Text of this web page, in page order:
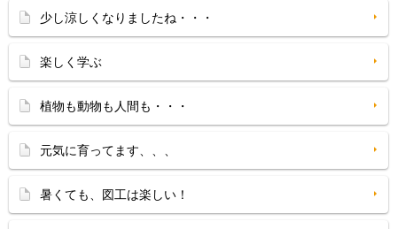
少し涼しくなりましたね・・・
楽しく学ぶ
植物も動物も人間も・・・
元気に育ってます、、、
暑くても、図工は楽しい！